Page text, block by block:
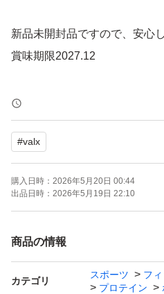
新品未開封品ですので、安心
賞味期限2027.12
【ブランド】VALX
【商品名】ホエイプロテイン
【風味】チョコレート風味
【内容量】1000g
【商品の状態】未使用
配送用ビニール袋にてゆうパ
厚みの関係上緩衝材は入りま
#valx
購入日時： 2026年5月20日 00:44
出品日時： 2026年5月19日 22:10
商品の情報
カテゴリ
スポーツ
フ
プロテイン